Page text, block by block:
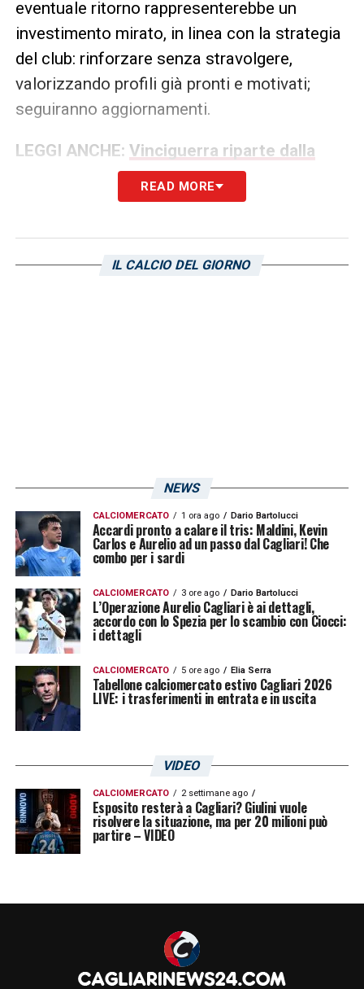
eventuale ritorno rappresenterebbe un
investimento mirato, in linea con la strategia
del club: rinforzare senza stravolgere,
valorizzando profili già pronti e motivati;
seguiranno aggiornamenti.
LEGGI ANCHE: Vinciguerra riparte dalla
Serie C? Il piano del Cagliari per rilanciarlo
READ MORE
IL CALCIO DEL GIORNO
NEWS
CALCIOMERCATO 1 ora ago Dario Bartolucci
Accardi pronto a calare il tris: Maldini, Kevin
Carlos e Aurelio ad un passo dal Cagliari! Che
combo per i sardi
CALCIOMERCATO 3 ore ago Dario Bartolucci
L’Operazione Aurelio Cagliari è ai dettagli,
accordo con lo Spezia per lo scambio con Ciocci:
i dettagli
CALCIOMERCATO 5 ore ago Elia Serra
Tabellone calciomercato estivo Cagliari 2026
LIVE: i trasferimenti in entrata e in uscita
VIDEO
CALCIOMERCATO 2 settimane ago
Esposito resterà a Cagliari? Giulini vuole
risolvere la situazione, ma per 20 milioni può
partire – VIDEO